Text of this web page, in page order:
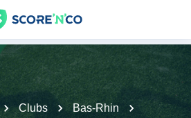
Clubs
Bas-Rhin